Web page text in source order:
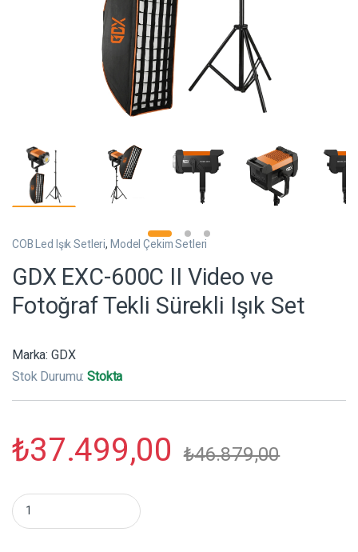
COB Led Işık Setleri, Model Çekim Setleri
GDX EXC-600C II Video ve
Fotoğraf Tekli Sürekli Işık Set
Marka: GDX
Stok Durumu:Stokta
₺37.499,00 ₺46.879,00
GDX EXC-600C II Video ve Fotoğraf Tekli Sürekli Işık Set